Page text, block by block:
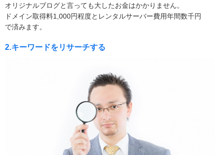
オリジナルブログと言っても大したお金はかかりません。
ドメイン取得料1,000円程度とレンタルサーバー費用年間数千円
で済みます。
2.キーワードをリサーチする